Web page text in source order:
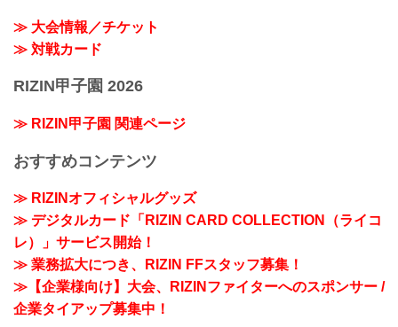
≫ 大会情報／チケット
≫ 対戦カード
RIZIN甲子園 2026
≫ RIZIN甲子園 関連ページ
おすすめコンテンツ
≫ RIZINオフィシャルグッズ
≫ デジタルカード「RIZIN CARD COLLECTION（ライコ
レ）」サービス開始！
≫ 業務拡大につき、RIZIN FFスタッフ募集！
≫【企業様向け】大会、RIZINファイターへのスポンサー /
企業タイアップ募集中！